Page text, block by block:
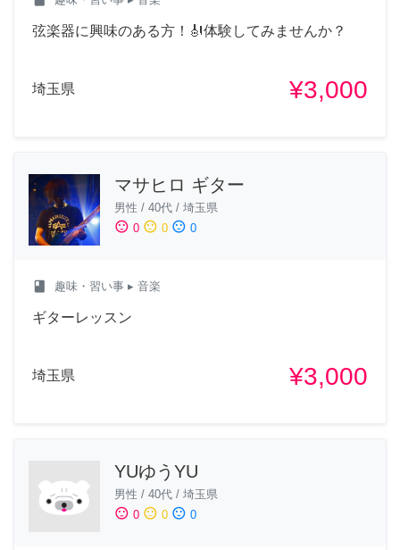
弦楽器に興味のある方！🎻体験してみませんか？
埼玉県 ¥3,000
マサヒロ ギター
男性 / 40代 / 埼玉県
sentiment_satisfied 0 sentiment_neutral 0 sentiment_dissatisfied 0
class 趣味・習い事 ▸ 音楽
ギターレッスン
埼玉県 ¥3,000
YUゆうYU
男性 / 40代 / 埼玉県
sentiment_satisfied 0 sentiment_neutral 0 sentiment_dissatisfied 0